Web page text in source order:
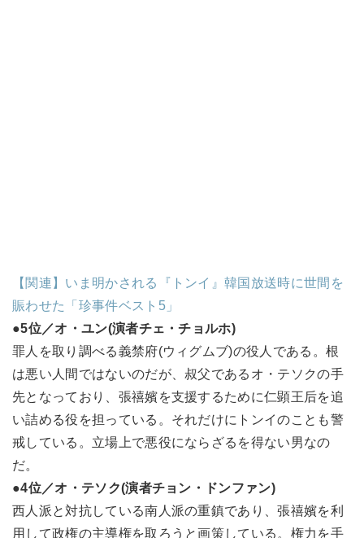
【関連】いま明かされる『トンイ』韓国放送時に世間を
賑わせた「珍事件ベスト5」
●5位／オ・ユン(演者チェ・チョルホ)
罪人を取り調べる義禁府(ウィグムブ)の役人である。根
は悪い人間ではないのだが、叔父であるオ・テソクの手
先となっており、張禧嬪を支援するために仁顕王后を追
い詰める役を担っている。それだけにトンイのことも警
戒している。立場上で悪役にならざるを得ない男なの
だ。
●4位／オ・テソク(演者チョン・ドンファン)
西人派と対抗している南人派の重鎮であり、張禧嬪を利
用して政権の主導権を取ろうと画策している。権力を手